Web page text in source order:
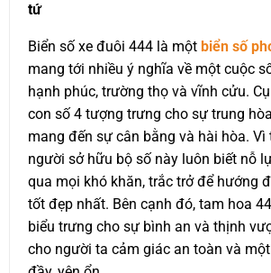
tứ
Biển số xe đuôi 444 là một biển số
mang tới nhiều ý nghĩa về một cuộc
hạnh phúc, trường thọ và vĩnh cửu.
con số 4 tượng trưng cho sự trung
mang đến sự cân bằng và hài hòa. Vì
người sở hữu bộ số này luôn biết nỗ
qua mọi khó khăn, trắc trở để hướng
tốt đẹp nhất. Bên cạnh đó, tam hoa
biểu trưng cho sự bình an và thịnh
cho người ta cảm giác an toàn và